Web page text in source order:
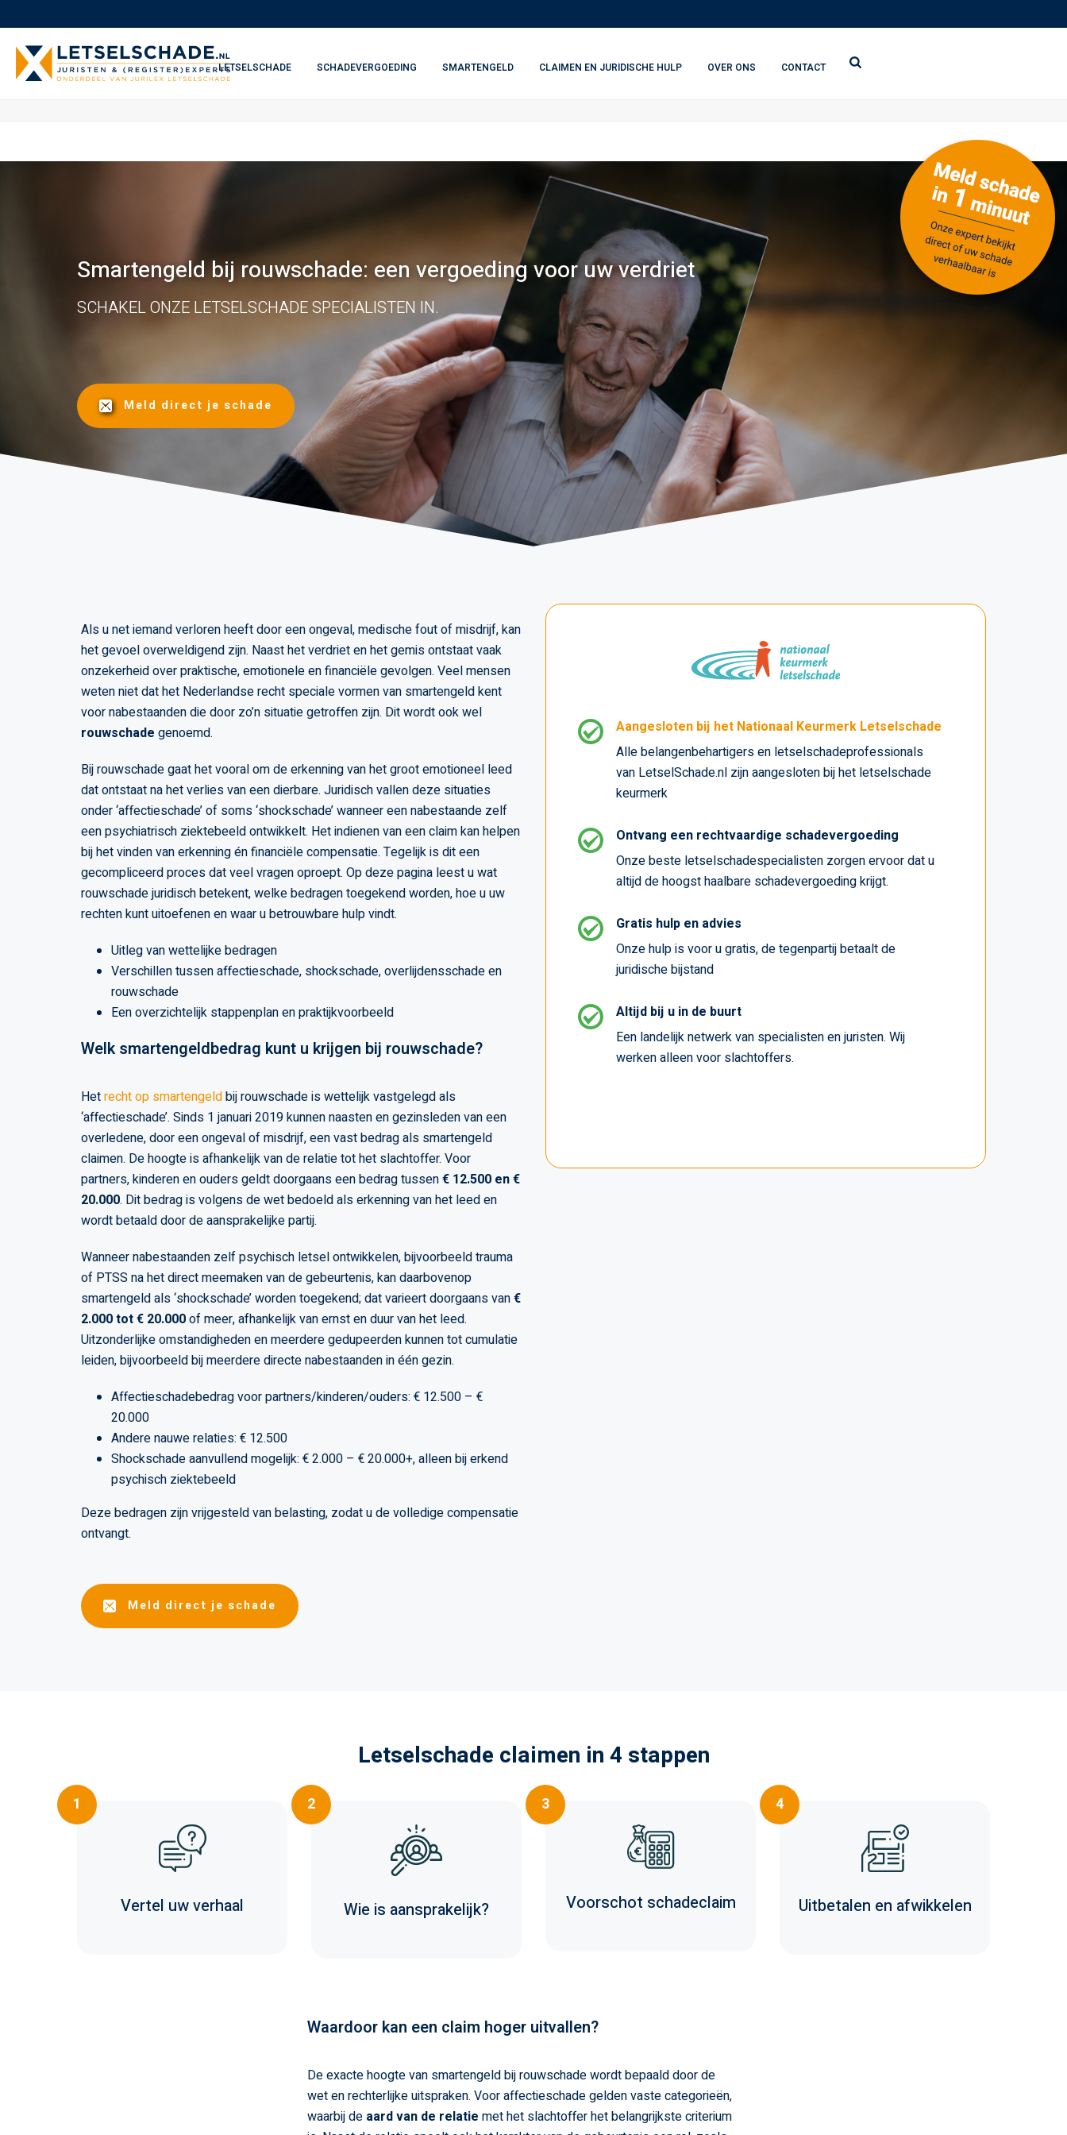
LETSELSCHADE SCHADEVERGOEDING SMARTENGELD CLAIMEN EN JURIDISCHE HULP OVER ONS CONTACT
Smartengeld bij rouwschade: een vergoeding voor uw verdriet
SCHAKEL ONZE LETSELSCHADE SPECIALISTEN IN.
Meld direct je schade
Als u net iemand verloren heeft door een ongeval, medische fout of misdrijf, kan
het gevoel overweldigend zijn. Naast het verdriet en het gemis ontstaat vaak
onzekerheid over praktische, emotionele en financiële gevolgen. Veel mensen
weten niet dat het Nederlandse recht speciale vormen van smartengeld kent
voor nabestaanden die door zo’n situatie getroffen zijn. Dit wordt ook wel
rouwschade genoemd.
Bij rouwschade gaat het vooral om de erkenning van het groot emotioneel leed
dat ontstaat na het verlies van een dierbare. Juridisch vallen deze situaties
onder ‘affectieschade’ of soms ‘shockschade’ wanneer een nabestaande zelf
een psychiatrisch ziektebeeld ontwikkelt. Het indienen van een claim kan helpen
bij het vinden van erkenning én financiële compensatie. Tegelijk is dit een
gecompliceerd proces dat veel vragen oproept. Op deze pagina leest u wat
rouwschade juridisch betekent, welke bedragen toegekend worden, hoe u uw
rechten kunt uitoefenen en waar u betrouwbare hulp vindt.
Uitleg van wettelijke bedragen
Verschillen tussen affectieschade, shockschade, overlijdensschade en
rouwschade
Een overzichtelijk stappenplan en praktijkvoorbeeld
Welk smartengeldbedrag kunt u krijgen bij rouwschade?
Hetrecht op smartengeldbij rouwschade is wettelijk vastgelegd als
‘affectieschade’. Sinds 1 januari 2019 kunnen naasten en gezinsleden van een
overledene, door een ongeval of misdrijf, een vast bedrag als smartengeld
claimen. De hoogte is afhankelijk van de relatie tot het slachtoffer. Voor
partners, kinderen en ouders geldt doorgaans een bedrag tussen€ 12.500 en €
20.000. Dit bedrag is volgens de wet bedoeld als erkenning van het leed en
wordt betaald door de aansprakelijke partij.
Wanneer nabestaanden zelf psychisch letsel ontwikkelen, bijvoorbeeld trauma
of PTSS na het direct meemaken van de gebeurtenis, kan daarbovenop
smartengeld als ‘shockschade’ worden toegekend; dat varieert doorgaans van€
2.000 tot € 20.000of meer, afhankelijk van ernst en duur van het leed.
Uitzonderlijke omstandigheden en meerdere gedupeerden kunnen tot cumulatie
leiden, bijvoorbeeld bij meerdere directe nabestaanden in één gezin.
Affectieschadebedrag voor partners/kinderen/ouders: € 12.500 – €
20.000
Andere nauwe relaties: € 12.500
Shockschade aanvullend mogelijk: € 2.000 – € 20.000+, alleen bij erkend
psychisch ziektebeeld
Deze bedragen zijn vrijgesteld van belasting, zodat u de volledige compensatie
ontvangt.
Meld direct je schade
Aangesloten bij het Nationaal Keurmerk Letselschade
Alle belangenbehartigers en letselschadeprofessionals
van LetselSchade.nl zijn aangesloten bij het letselschade
keurmerk
Ontvang een rechtvaardige schadevergoeding
Onze beste letselschadespecialisten zorgen ervoor dat u
altijd de hoogst haalbare schadevergoeding krijgt.
Gratis hulp en advies
Onze hulp is voor u gratis, de tegenpartij betaalt de
juridische bijstand
Altijd bij u in de buurt
Een landelijk netwerk van specialisten en juristen. Wij
werken alleen voor slachtoffers.
Letselschade claimen in 4 stappen
1
Vertel uw verhaal
2
Wie is aansprakelijk?
3
Voorschot schadeclaim
4
Uitbetalen en afwikkelen
Waardoor kan een claim hoger uitvallen?
De exacte hoogte van smartengeld bij rouwschade wordt bepaald door de
wet en rechterlijke uitspraken. Voor affectieschade gelden vaste categorieën,
waarbij de aard van de relatie met het slachtoffer het belangrijkste criterium